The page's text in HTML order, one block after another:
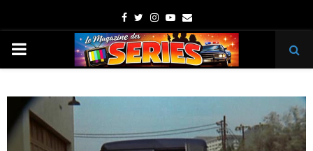
Facebook
TwitterInstagram
Youtube
Email
PRIMARY